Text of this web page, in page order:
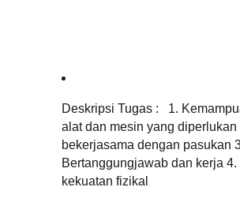
Deskripsi Tugas :   1.
alat dan mesin yang diperlukan
bekerjasama dengan pasukan
Bertanggungjawab dan kerja
kekuatan fizikal